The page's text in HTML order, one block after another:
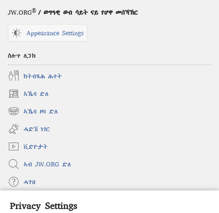
Privacy Settings
JW.ORG® / ወግዓዊ ወብ ሳይት ናይ የሆዋ መሰኻኽር
Appearance Settings
ስሉጥ ሊንክ
ክትብጻሕ ሕተት
ኣኼባ ድለ
(opens
new
window)
ኣኼባ ዞባ ድለ
(opens
new
window)
ሓድሽ ነገር
ቪድዮታት
ኣብ JW.ORG ድለ
ሓገዝ
ወፈያ
(opens